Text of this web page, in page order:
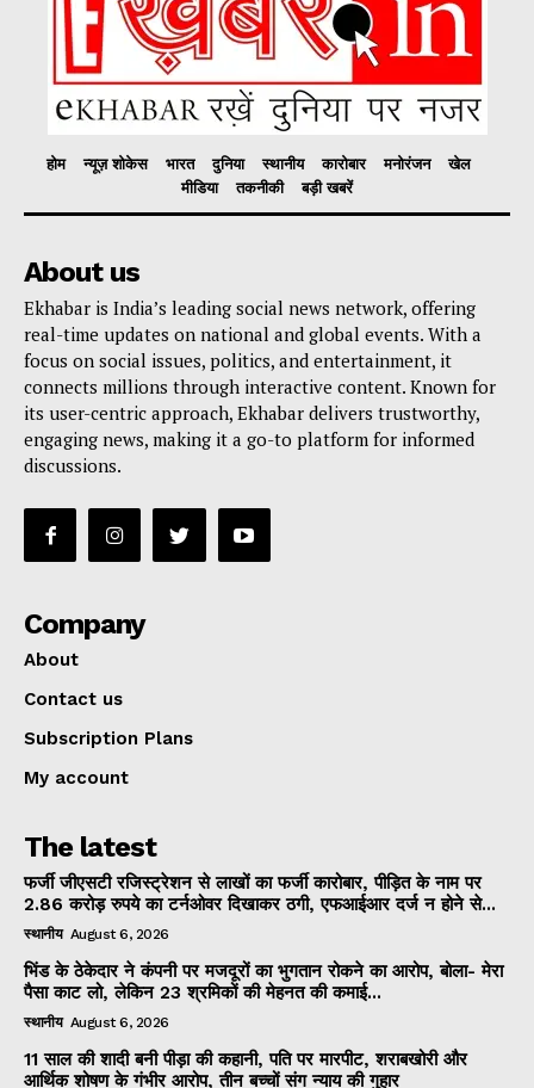
होम न्यूज़ शोकेस भारत दुनिया स्थानीय कारोबार मनोरंजन
खेल
मीडिया
तकनीकी बड़ी खबरें
About us
Ekhabar is India’s leading social news network, offering
real-time updates on national and global events. With a
focus on social issues, politics, and entertainment, it
connects millions through interactive content. Known for
its user-centric approach, Ekhabar delivers trustworthy,
engaging news, making it a go-to platform for informed
discussions.
Company
About
Contact us
Subscription Plans
My account
The latest
फर्जी जीएसटी रजिस्ट्रेशन से लाखों का फर्जी कारोबार, पीड़ित के नाम पर
2.86 करोड़ रुपये का टर्नओवर दिखाकर ठगी, एफआईआर दर्ज न होने से...
स्थानीय August 6, 2026
भिंड के ठेकेदार ने कंपनी पर मजदूरों का भुगतान रोकने का आरोप, बोला- मेरा
पैसा काट लो, लेकिन 23 श्रमिकों की मेहनत की कमाई...
स्थानीय August 6, 2026
11 साल की शादी बनी पीड़ा की कहानी, पति पर मारपीट, शराबखोरी और
आर्थिक शोषण के गंभीर आरोप, तीन बच्चों संग न्याय की गुहार